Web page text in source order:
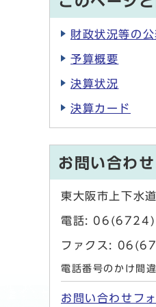
財政状況等の公
予算概要
決算状況
決算カード
お問い合わせ
東大阪市上下水
電話:
ファクス:
電話番号のかけ間
お問い合わせフ